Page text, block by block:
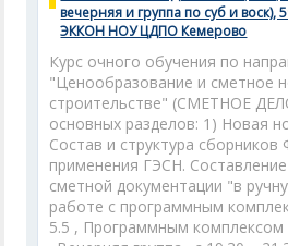
вечерняя и группа по суб и воск),
ЭККОН НОУ ЦДПО Кемерово
Курс очного обучения по
"Ценообразование и сметное
строительстве" (СМЕТНОЕ
основных разделов: 1) Новая
Состав и структура
применения ГЭСН.
сметной документации "в
работе с программным
5.5 , Программным комплексом